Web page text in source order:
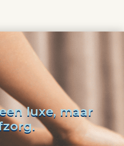
luxe, maar